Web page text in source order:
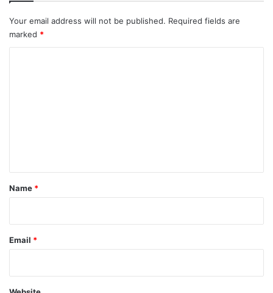
Your email address will not be published. Required fields are
marked *
*
Name *
Email *